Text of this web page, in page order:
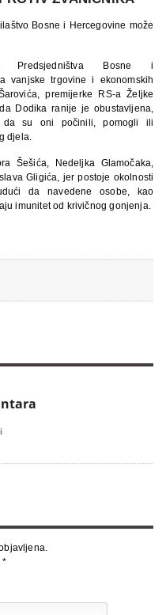
Bosne i Hercegovine može
Predsjedništva Bosne i
vanjske trgovine i ekonomskih
premijerke RS-a Željke
Dodika ranije je obustavljena,
da su oni počinili, pomogli ili
djela.
Šešića, Nedeljka Glamočaka,
Gligića, jer postoje okolnosti
da navedene osobe, kao
imunitet od krivičnog gonjenja.
*